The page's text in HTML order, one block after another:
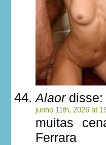
Alaordisse:
junho 11th, 2026 at
muitas
Ferrara